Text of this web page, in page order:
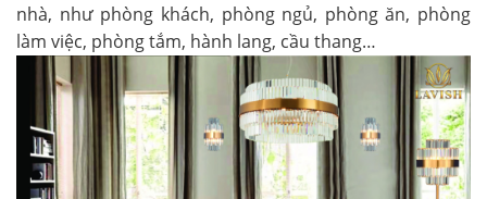
nhà, như phòng khách, phòng ngủ, phòng ăn, phòng
làm việc, phòng tắm, hành lang, cầu thang…